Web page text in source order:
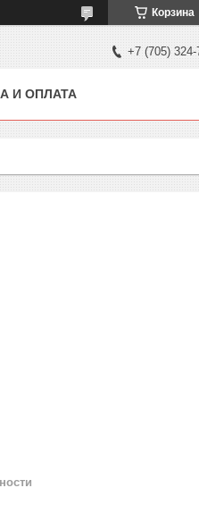
Корзина
+7 (705) 324-
И ОПЛАТА